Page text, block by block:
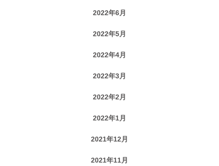
2022年6月
2022年5月
2022年4月
2022年3月
2022年2月
2022年1月
2021年12月
2021年11月